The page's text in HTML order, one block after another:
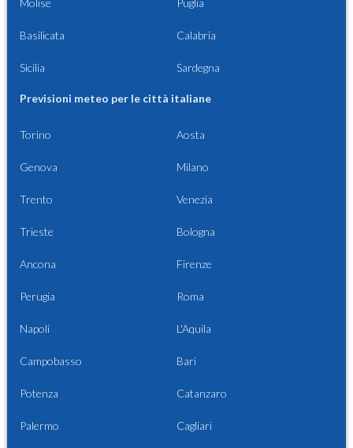
Molise Puglia
Basilicata Calabria
Sicilia Sardegna
Previsioni meteo per le città italiane
Torino Aosta
Genova Milano
Trento Venezia
Trieste Bologna
Ancona Firenze
Perugia Roma
Napoli L'Aquila
Campobasso Bari
Potenza Catanzaro
Palermo Cagliari